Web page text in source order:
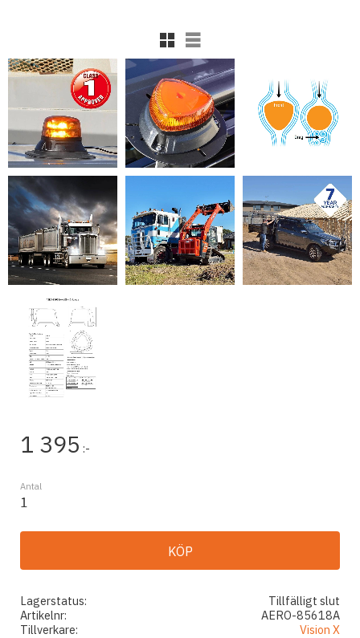
Rutnätsvy
Listvy
1 395 :-
Antal
KÖP
Lagerstatus
Tillfälligt slut
Artikelnr
AERO-85618A
Tillverkare
Vision X